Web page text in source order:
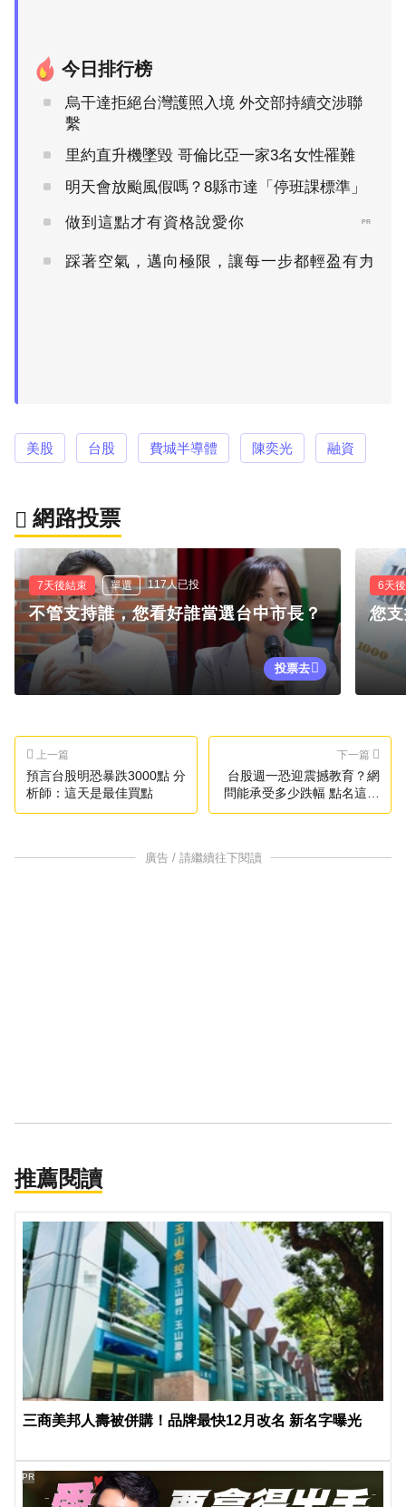
今日排行榜
烏干達拒絕台灣護照入境 外交部持續交涉聯
繫
里約直升機墜毀 哥倫比亞一家3名女性罹難
明天會放颱風假嗎？8縣市達「停班課標準」
做到這點才有資格說愛你 PR
踩著空氣，邁向極限，讓每一步都輕盈有力
PR
美股 台股 費城半導體 陳奕光 融資
網路投票
7天後結束 單選 117人已投
不管支持誰，您看好誰當選台中市長？
投票去
6天
您
上一篇
預言台股明恐暴跌3000點 分
析師：這天是最佳買點
下一篇
台股週一恐迎震撼教育？網
問能承受多少跌幅 點名這類
人最慘
廣告 / 請繼續往下閱讀
推薦閱讀
三商美邦人壽被併購！品牌最快12月改名 新名字曝光
PR